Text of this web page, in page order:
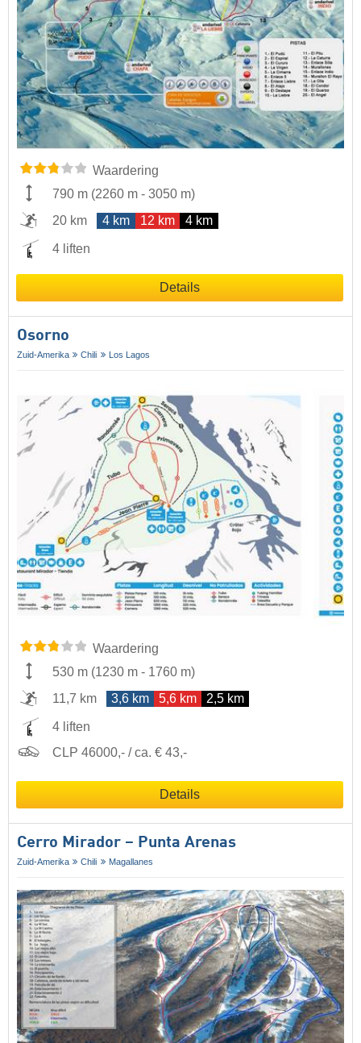
Waardering
790 m (2260 m - 3050 m)
20 km
4 km 12 km 4 km
4 liften
Details
Osorno
Zuid-Amerika Chili Los Lagos
Waardering
530 m (1230 m - 1760 m)
11,7 km
3,6 km 5,6 km 2,5 km
4 liften
CLP 46000,- / ca. € 43,-
Details
Cerro Mirador – Punta Arenas
Zuid-Amerika Chili Magallanes